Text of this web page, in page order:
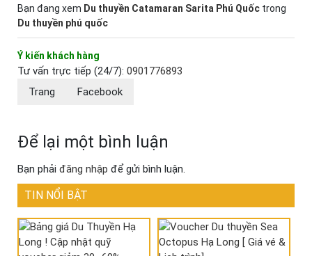
Bạn đang xem Du thuyền Catamaran Sarita Phú Quốc trong
Du thuyền phú quốc
Ý kiến khách hàng
Tư vấn trực tiếp (24/7): 0901776893
Trang
Facebook
Để lại một bình luận
Bạn phải đăng nhập để gửi bình luận.
TIN NỔI BẬT